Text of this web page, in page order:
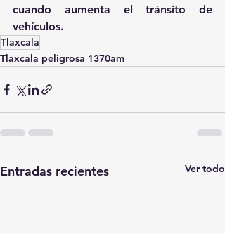
cuando aumenta el tránsito de
vehículos.
Tlaxcala
Tlaxcala peligrosa 1370am
Entradas recientes Ver todo